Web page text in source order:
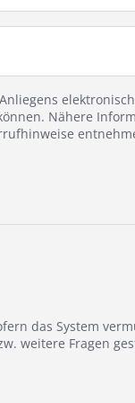
Nähere
das System
weitere Fragen